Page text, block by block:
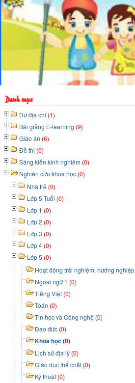
Danh mục
Dư địa chí(1)
Bài giảng E-learning (9)
Giáo án (6)
Đề thi (0)
Sáng kiến kinh nghiệm (0)
Nghiên cứu khoa học (0)
Nhà trẻ (0)
Lớp 5 Tuổi (0)
Lớp 1 (0)
Lớp 2 (0)
Lớp 3 (0)
Lớp 4 (0)
Lớp 5 (0)
Hoạt động trải nghiệm, hướng nghiệp
Ngoại ngữ 1 (0)
Tiếng Việt (0)
Toán (0)
Tin học và Công nghệ (0)
Đạo đức (0)
Khoa học(0)
Lịch sử địa lý (0)
Giáo dục thể chất (0)
Kỹ thuật (0)